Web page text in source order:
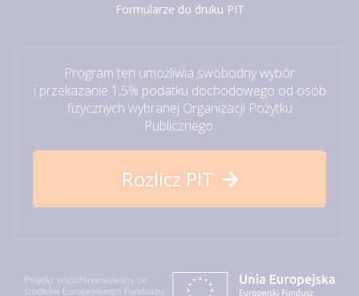
Formularze do druku PIT
Program ten umożliwia swobodny wybór
i przekazanie 1,5% podatku dochodowego od osób
fizycznych wybranej Organizacji Pożytku
Publicznego.
Rozlicz PIT